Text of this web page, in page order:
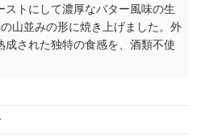
トにして濃厚なバター風味の生
山並みの形に焼き上げました。外
成された独特の食感を、酒類不使